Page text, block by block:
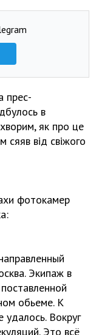
прес-
в
як про це
сяяв від свіжого
фотокамер
Экипаж в
обьеме. К
Вокруг
Это всё